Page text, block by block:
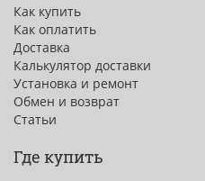
Как купить
Как оплатить
Доставка
Калькулятор доставки
Установка и ремонт
Обмен и возврат
Статьи
Где купить